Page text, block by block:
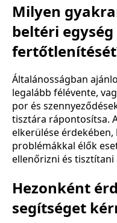
Milyen
beltéri
Általánosságban
legalább félévente,
por és
tisztára rápontosítsa.
elkerülése
problémákkal élők
ellenőrizni és tisztítani
Hezonként
segítséget